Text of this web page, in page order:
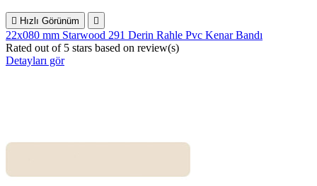
 Hızlı Görünüm 
22x080 mm Starwood 291 Derin Rahle Pvc Kenar Bandı
Rated out of 5 stars based on review(s)
Detayları gör